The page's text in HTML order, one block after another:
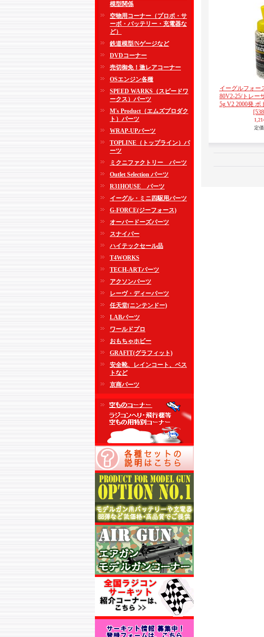
模型関係
空物用コーナー（プロポ・サ
ーボ・バッテリー・充電器な
ど）
鉄道模型/Nゲージなど
DVDコーナー
売切御免！激レアコーナー
OSエンジン各種
SPEED WARKS（スピードワ
ークス）パーツ
M's Product（エムズプロダク
ト）パーツ
WRAP-UPパーツ
TOPLINE（トップライン）パ
ーツ
ミクニファクトリー パーツ
Outlet Selection パーツ
R31HOUSE パーツ
イーグル・ミニ四駆用パーツ
G-FORCE(ジーフォース)
オーバードーズパーツ
スナイパー
ハイテックセール品
T4WORKS
TECH-ARTパーツ
アクソンパーツ
レーヴ・ディーパーツ
任天堂(ニンテンドー)
LABパーツ
ワールドプロ
おもちゃホビー
GRAFIT(グラフィット)
安全靴、レインコート、ベス
トなど
京商パーツ
イーグルフォー
80V2-25/トレー
5g V2 2000発 ボ
定価